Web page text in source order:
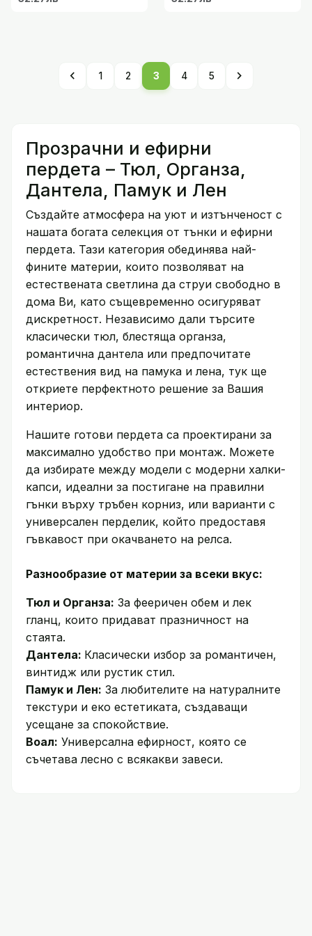
chevron_left 1 2 3 4 5 chevron_right
Прозрачни и ефирни
пердета – Тюл, Органза,
Дантела, Памук и Лен
Създайте атмосфера на уют и изтънченост с
нашата богата селекция от тънки и ефирни
пердета. Тази категория обединява най-
фините материи, които позволяват на
естествената светлина да струи свободно в
дома Ви, като същевременно осигуряват
дискретност. Независимо дали търсите
класически тюл, блестяща органза,
романтична дантела или предпочитате
естествения вид на памука и лена, тук ще
откриете перфектното решение за Вашия
интериор.
Нашите готови пердета са проектирани за
максимално удобство при монтаж. Можете
да избирате между модели с модерни халки-
капси, идеални за постигане на правилни
гънки върху тръбен корниз, или варианти с
универсален перделик, който предоставя
гъвкавост при окачването на релса.
Разнообразие от материи за всеки вкус:
Тюл и Органза: За фееричен обем и лек
гланц, които придават празничност на
стаята.
Дантела: Класически избор за романтичен,
винтидж или рустик стил.
Памук и Лен: За любителите на натуралните
текстури и еко естетиката, създаващи
усещане за спокойствие.
Воал: Универсална ефирност, която се
съчетава лесно с всякакви завеси.